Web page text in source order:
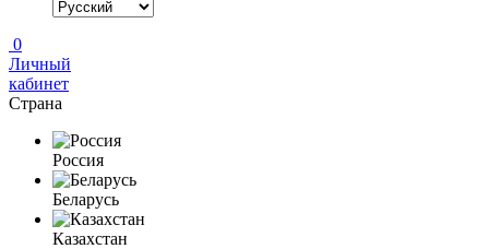
0
Личный
кабинет
Страна
Россия
Беларусь
Казахстан